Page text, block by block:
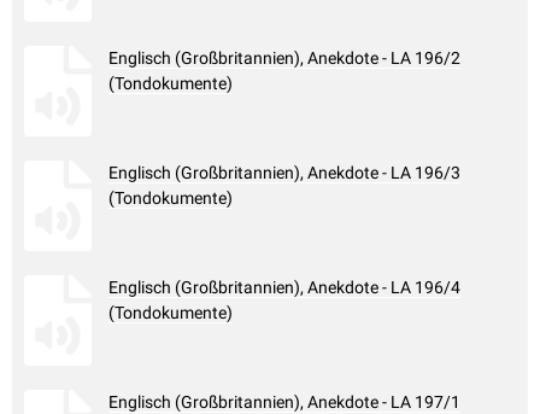
Englisch (Großbritannien), Anekdote - LA 196/2
(Tondokumente)
Englisch (Großbritannien), Anekdote - LA 196/3
(Tondokumente)
Englisch (Großbritannien), Anekdote - LA 196/4
(Tondokumente)
Englisch (Großbritannien), Anekdote - LA 197/1